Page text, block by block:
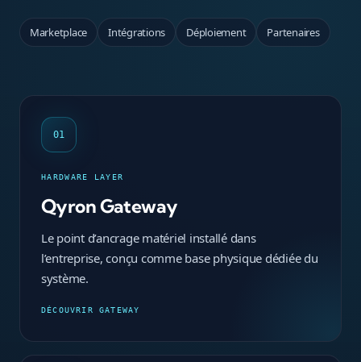
Marketplace Intégrations Déploiement Partenaires
01
HARDWARE LAYER
Qyron Gateway
Le point d’ancrage matériel installé dans
l’entreprise, conçu comme base physique dédiée du
système.
DÉCOUVRIR GATEWAY